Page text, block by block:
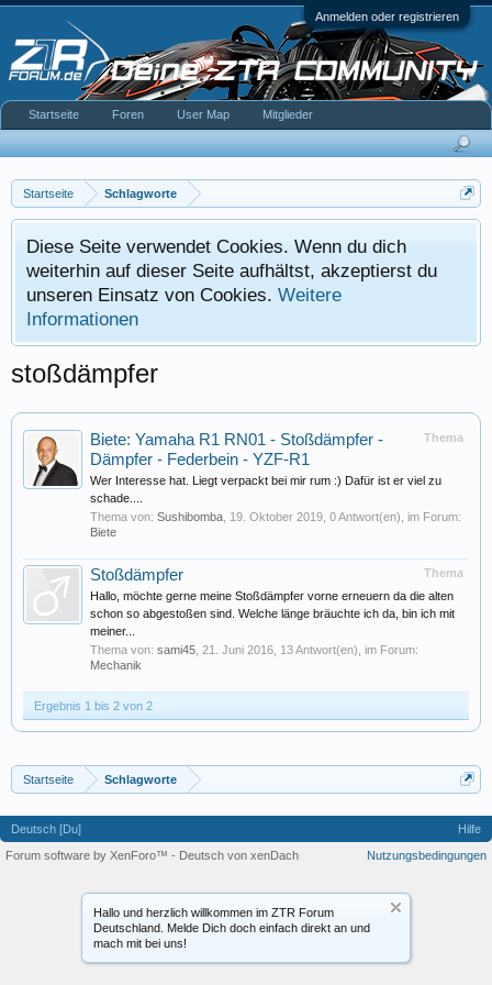
Anmelden oder registrieren
Startseite Schlagworte
Diese Seite verwendet Cookies. Wenn du dich
weiterhin auf dieser Seite aufhältst, akzeptierst du
unseren Einsatz von Cookies. Weitere
Informationen
Hallo und herzlich willkommen im ZTR Forum
Deutschland. Melde Dich doch einfach direkt an und
mach mit bei uns!
stoßdämpfer
Thema
Biete: Yamaha R1 RN01 - Stoßdämpfer -
Dämpfer - Federbein - YZF-R1
Wer Interesse hat. Liegt verpackt bei mir rum :) Dafür ist er viel zu
schade....
Thema von: Sushibomba 19. Oktober 2019 , 0 Antwort(en), im Forum:
Biete
Thema
Stoßdämpfer
Hallo, möchte gerne meine Stoßdämpfer vorne erneuern da die alten
schon so abgestoßen sind. Welche länge bräuchte ich da, bin ich mit
meiner...
Thema von: sami45 21. Juni 2016 , 13 Antwort(en), im Forum:
Mechanik
Ergebnis 1 bis 2 von 2
Startseite Schlagworte
Startseite Foren User Map Mitglieder
Deutsch [Du]
Hilfe
Nutzungsbedingungen
Forum software by XenForo™ - Deutsch von xenDach